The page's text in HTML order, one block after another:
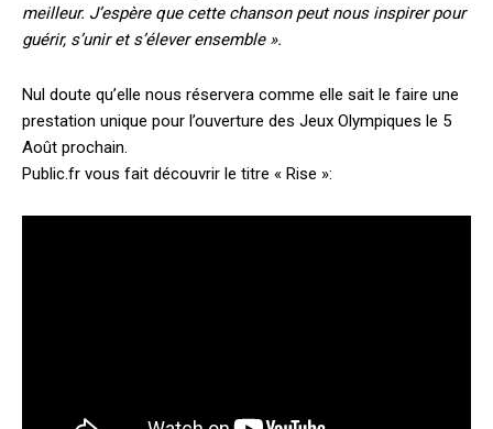
meilleur. J’espère que cette chanson peut nous inspirer pour
guérir, s’unir et s’élever ensemble ».
Nul doute qu’elle nous réservera comme elle sait le faire une
prestation unique pour l’ouverture des Jeux Olympiques le 5
Août prochain.
Public.fr vous fait découvrir le titre « Rise »: